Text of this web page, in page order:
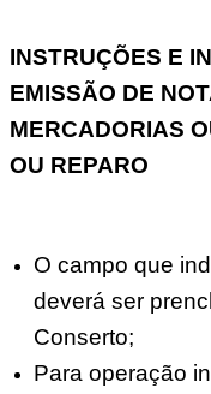
INSTRUÇÕES E
EMISSÃO DE
MERCADORIAS
OU REPARO
O campo que
deverá ser
Conserto;
Para operação